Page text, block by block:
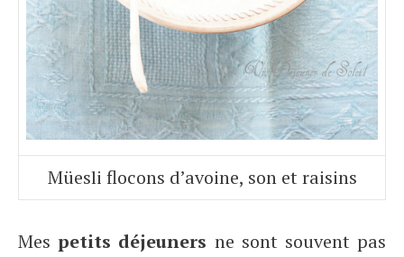
Müesli flocons d’avoine, son et raisins
Mespetits déjeuners ne sont souvent pas